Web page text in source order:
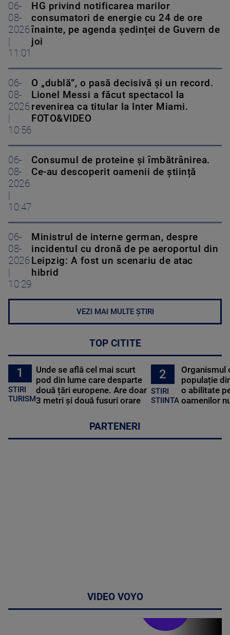
06-
08-
2026
11:01
HG privind notificarea marilor
consumatori de energie cu 24 de ore
înainte, pe agenda ședinței de Guvern de
joi
06-
08-
2026
10:56
O „dublă”, o pasă decisivă și un record.
Lionel Messi a făcut spectacol la
revenirea ca titular la Inter Miami.
FOTO&VIDEO
06-
08-
2026
10:47
Consumul de proteine și îmbătrânirea.
Ce-au descoperit oamenii de știință
06-
08-
2026
10:29
Ministrul de interne german, despre
incidentul cu dronă de pe aeroportul din
Leipzig: A fost un scenariu de atac
hibrid
VEZI MAI MULTE ȘTIRI
TOP CITITE
1
STIRI
TURISM
Unde se află cel mai scurt
pod din lume care desparte
două țări europene. Are doar
3 metri și două fusuri orare
2
STIRI
STIINTA
Organismul
populație
o abilitate
oamenilor
PARTENERI
VIDEO VOYO